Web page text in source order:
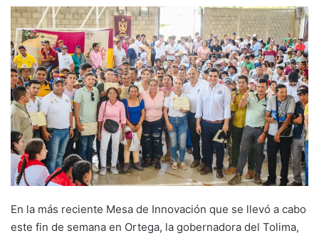
En la más reciente Mesa de Innovación que se llevó a cabo
este fin de semana en Ortega, la gobernadora del Tolima,